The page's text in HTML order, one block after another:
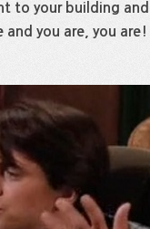
to your building
you are, you are!